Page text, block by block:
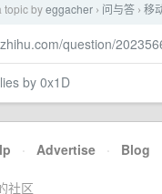
topic byeggacher › 问与答 › 移
question/
by 0x1D
· Advertise · Blog
社区